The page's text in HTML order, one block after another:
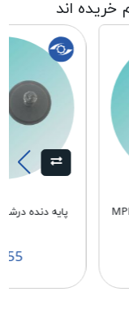
خریده اند